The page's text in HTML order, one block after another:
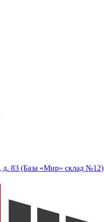
д. 83 (База «Мир» склад №12)